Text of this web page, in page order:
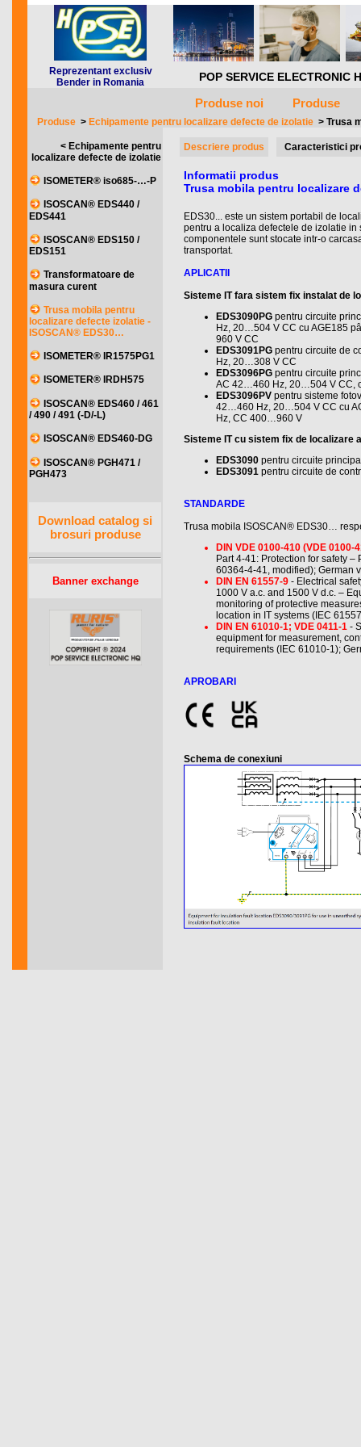
Reprezentant exclusiv
Bender in Romania
POP SERVICE
Produse noi Produse
Produse > Echipamente pentru localizare defecte de izolatie > Trusa
< Echipamente pentru
localizare defecte de izolatie
ISOMETER® iso685-…-P
ISOSCAN® EDS440 /
EDS441
ISOSCAN® EDS150 /
EDS151
Transformatoare de
masura curent
Trusa mobila pentru
localizare defecte izolatie -
ISOSCAN® EDS30…
ISOMETER® IR1575PG1
ISOMETER® IRDH575
ISOSCAN® EDS460 / 461
/ 490 / 491 (-D/-L)
ISOSCAN® EDS460-DG
ISOSCAN® PGH471 /
PGH473
Download catalog si
brosuri produse
Banner exchange
Descriere produs Caracteristici
Informatii produs
Trusa mobila pentru localizare
EDS30... este un sistem portabil de
pentru a localiza defectele de izolatie in
componentele sunt stocate intr-o
transportat.
APLICATII
Sisteme IT fara sistem fix instalat de
EDS3090PG pentru circuite
Hz, 20…504 V CC cu AGE185
960 V CC
EDS3091PG pentru circuite de
Hz, 20…308 V CC
EDS3096PG pentru circuite
AC 42…460 Hz, 20…504 V CC,
EDS3096PV pentru sisteme
42…460 Hz, 20…504 V CC cu
Hz, CC 400…960 V
Sisteme IT cu sistem fix de localizare
EDS3090 pentru circuite
EDS3091 pentru circuite de
STANDARDE
Trusa mobila ISOSCAN® EDS30…
DIN VDE 0100-410 (VDE 0100-
Part 4-41: Protection for safety
60364-4-41, modified); German
DIN EN 61557-9 - Electrical
1000 V a.c. and 1500 V d.c. –
monitoring of protective
location in IT systems (IEC
DIN EN 61010-1; VDE 0411-1 -
equipment for measurement,
requirements (IEC 61010-1);
APROBARI
Schema de conexiuni